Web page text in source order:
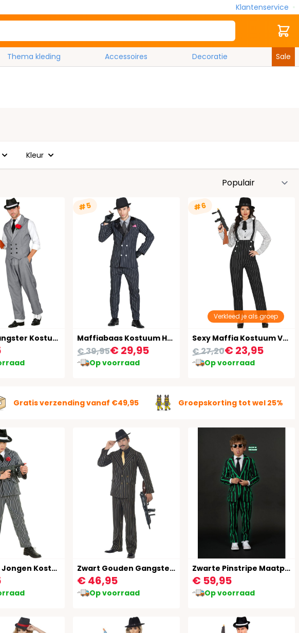
Klantenservice
Zoek Cart
Thema kleding Accessoires Decoratie
Sale
Kleur
Maffia Gangster Kostuum Heren
#5
Maffiabaas Kostuum Heren
€ 29,95
€ 39,95
Op voorraad
#6
Verkleed je als groep
Sexy Maffia Kostuum Vrouw
€ 23,95
€ 27,20
Op voorraad
Gratis verzending vanaf €49,95 Groepskorting tot wel 25%
Gangster Jongen Kostuum Zwart Gouden Gangster Pak
€ 46,95
Op voorraad
Zwarte Pinstripe Maatpak Jongen Glow In The Dark
€ 59,95
Op voorraad